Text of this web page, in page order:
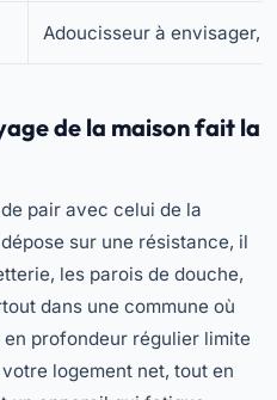
Adoucisseur à envisager,
de la maison fait la
pair avec celui de la
sur une résistance, il
les parois de douche,
dans une commune où
profondeur régulier limite
logement net, tout en